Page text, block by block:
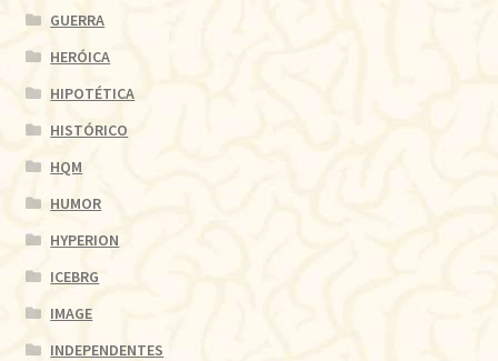
GUERRA
HERÓICA
HIPOTÉTICA
HISTÓRICO
HQM
HUMOR
HYPERION
ICEBRG
IMAGE
INDEPENDENTES